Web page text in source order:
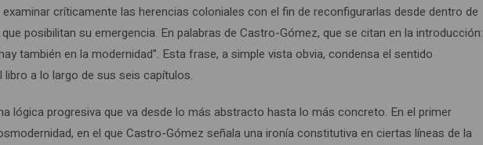
críticamente las herencias coloniales con el fin de reconfigurarlas desde dentro de
posibilitan su emergencia. En palabras de Castro-Gómez, que se citan en la introducción:
también en la modernidad”. Esta frase, a simple vista obvia, condensa el sentido
a lo largo de sus seis capítulos.
lógica progresiva que va desde lo más abstracto hasta lo más concreto. En el primer
en el que Castro-Gómez señala una ironía constitutiva en ciertas líneas de la